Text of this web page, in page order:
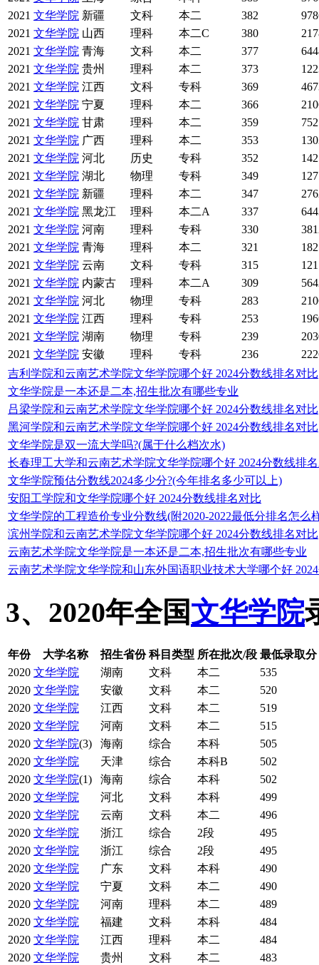
2021 文华学院 新疆 文科 本二 382
2021 文华学院 山西 理科 本二C 380
2021 文华学院 青海 文科 本二 377
2021 文华学院 贵州 理科 本二 373
2021 文华学院 江西 文科 专科 369
2021 文华学院 宁夏 理科 本二 366
2021 文华学院 甘肃 理科 本二 359
2021 文华学院 广西 理科 本二 353
2021 文华学院 河北 历史 专科 352
2021 文华学院 湖北 物理 专科 349
2021 文华学院 新疆 理科 本二 347
2021 文华学院 黑龙江 理科 本二A 337
2021 文华学院 河南 理科 专科 330
2021 文华学院 青海 理科 本二 321
2021 文华学院 云南 文科 专科 315
2021 文华学院 内蒙古 理科 本二A 309
2021 文华学院 河北 物理 专科 283
2021 文华学院 江西 理科 专科 253
2021 文华学院 湖南 物理 专科 239
2021 文华学院 安徽 理科 专科 236
吉利学院和云南艺术学院文华学院哪个好 2024分数线排名对比
文华学院是一本还是二本,招生批次有哪些专业
吕梁学院和云南艺术学院文华学院哪个好 2024分数线排名对比
黑河学院和云南艺术学院文华学院哪个好 2024分数线排名对比
文华学院是双一流大学吗?(属于什么档次水)
长春理工大学和云南艺术学院文华学院哪个好 2024分数线排
文华学院预估分数线2024多少分?(今年排名多少可以上)
安阳工学院和文华学院哪个好 2024分数线排名对比
文华学院的工程造价专业分数线(附2020-2022最低分排名怎么
滨州学院和云南艺术学院文华学院哪个好 2024分数线排名对比
云南艺术学院文华学院是一本还是二本,招生批次有哪些专业
云南艺术学院文华学院和山东外国语职业技术大学哪个好
3、2020年全国文华学院
年份 大学名称 招生省份 科目类型 所在批次/段 最低录取分
2020 文华学院 湖南 文科 本二
535
2020 文华学院 安徽 文科 本二
520
2020 文华学院 江西 文科 本二
519
2020 文华学院 河南 文科 本二
515
2020 文华学院(3) 海南 综合 本科
505
2020 文华学院 天津 综合 本科B
502
2020 文华学院(1) 海南 综合 本科
502
2020 文华学院 河北 文科 本科
499
2020 文华学院 云南 文科 本二
496
2020 文华学院 浙江 综合 2段
495
2020 文华学院 浙江 综合 2段
495
2020 文华学院 广东 文科 本科
490
2020 文华学院 宁夏 文科 本二
490
2020 文华学院 河南 理科 本二
489
2020 文华学院 福建 文科 本科
484
2020 文华学院 江西 理科 本二
484
2020 文华学院 贵州 文科 本二
483